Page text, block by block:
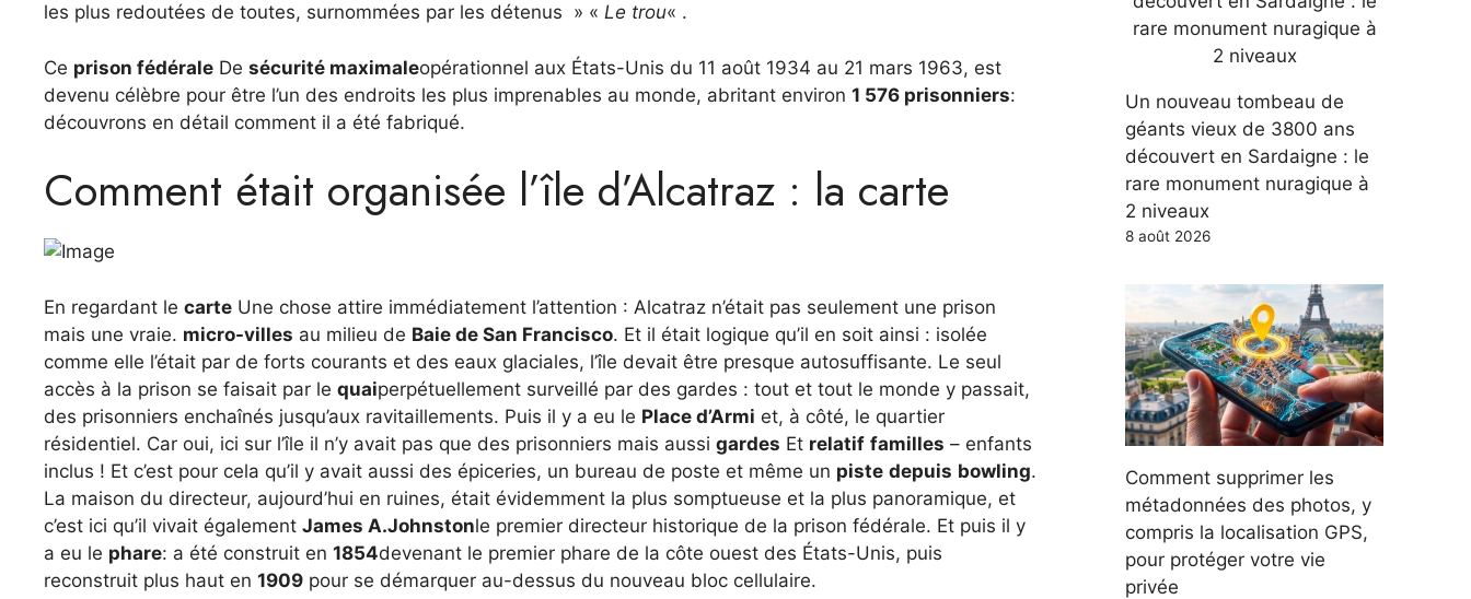
les plus redoutées de toutes, surnommées par les détenus » « Le trou« .
Ce prison fédérale De sécurité maximaleopérationnel aux États-Unis du 11 août 1934 au 21 mars 1963, est
devenu célèbre pour être l’un des endroits les plus imprenables au monde, abritant environ 1 576 prisonniers:
découvrons en détail comment il a été fabriqué.
Comment était organisée l’île d’Alcatraz : la carte
En regardant le carte Une chose attire immédiatement l’attention : Alcatraz n’était pas seulement une prison
mais une vraie. micro-villes au milieu de Baie de San Francisco. Et il était logique qu’il en soit ainsi : isolée
comme elle l’était par de forts courants et des eaux glaciales, l’île devait être presque autosuffisante. Le seul
accès à la prison se faisait par le quaiperpétuellement surveillé par des gardes : tout et tout le monde y passait,
des prisonniers enchaînés jusqu’aux ravitaillements. Puis il y a eu le Place d’Armi et, à côté, le quartier
résidentiel. Car oui, ici sur l’île il n’y avait pas que des prisonniers mais aussi gardes Et relatif familles – enfants
inclus ! Et c’est pour cela qu’il y avait aussi des épiceries, un bureau de poste et même un piste depuis bowling.
La maison du directeur, aujourd’hui en ruines, était évidemment la plus somptueuse et la plus panoramique, et
c’est ici qu’il vivait également James A.Johnstonle premier directeur historique de la prison fédérale. Et puis il y
a eu le phare: a été construit en 1854devenant le premier phare de la côte ouest des États-Unis, puis
reconstruit plus haut en 1909 pour se démarquer au-dessus du nouveau bloc cellulaire.
Un nouveau tombeau de
géants vieux de 3800 ans
découvert en Sardaigne : le
rare monument nuragique à
2 niveaux
8 août 2026
Comment supprimer les
métadonnées des photos, y
compris la localisation GPS,
pour protéger votre vie
privée